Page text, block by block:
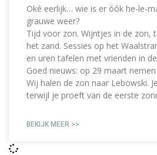
Oké eerlijk… wie is er óók he-le-
grauwe weer?
Tijd voor zon. Wijntjes in de zon,
het zand. Sessies op het
en uren tafelen met vrienden in
Goed nieuws: op 29 maart
Wij halen de zon naar Lebowski.
terwijl je proeft van de eerste
BEKIJK MEER >>